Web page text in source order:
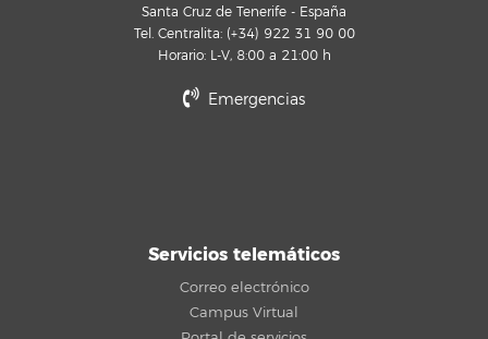
Santa Cruz de Tenerife - España
Tel. Centralita: (+34) 922 31 90 00
Horario: L-V, 8:00 a 21:00 h
Emergencias
Servicios telemáticos
Correo electrónico
Campus Virtual